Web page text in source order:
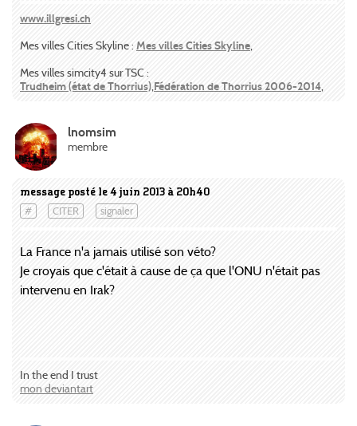
www.illgresi.ch
Mes villes Cities Skyline : Mes villes Cities Skyline
Mes villes simcity4 sur TSC :
Trudheim (état de Thorrius) Fédération de Thorrius 2006-2014
message posté le 4 juin 2013 à 20h40
# CITER signaler
lnomsim
membre
La France n'a jamais utilisé son véto?
Je croyais que c'était à cause de ça que l'ONU n'était pas
intervenu en Irak?
In the end I trust
mon deviantart